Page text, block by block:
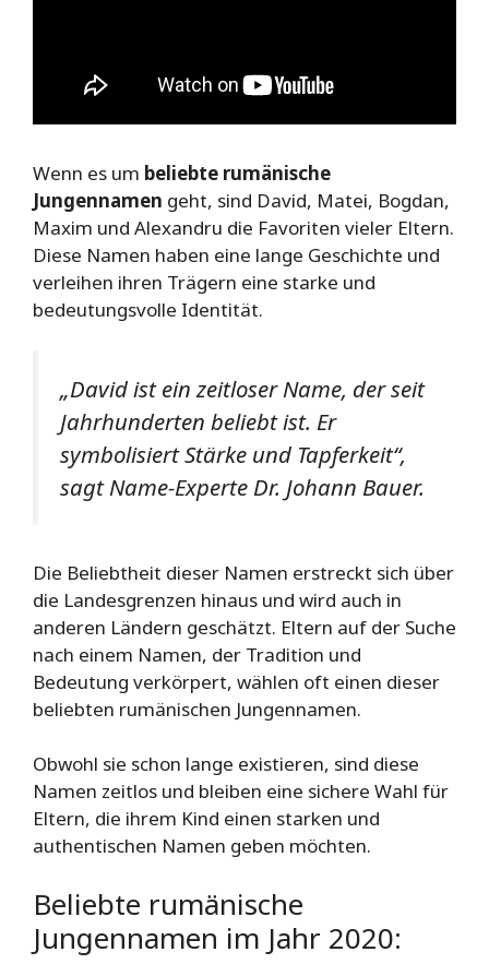
Wenn es um beliebte rumänische
Jungennamen geht, sind David, Matei, Bogdan,
Maxim und Alexandru die Favoriten vieler Eltern.
Diese Namen haben eine lange Geschichte und
verleihen ihren Trägern eine starke und
bedeutungsvolle Identität.
„David ist ein zeitloser Name, der seit
Jahrhunderten beliebt ist. Er
symbolisiert Stärke und Tapferkeit“,
sagt Name-Experte Dr. Johann Bauer.
Die Beliebtheit dieser Namen erstreckt sich über
die Landesgrenzen hinaus und wird auch in
anderen Ländern geschätzt. Eltern auf der Suche
nach einem Namen, der Tradition und
Bedeutung verkörpert, wählen oft einen dieser
beliebten rumänischen Jungennamen.
Obwohl sie schon lange existieren, sind diese
Namen zeitlos und bleiben eine sichere Wahl für
Eltern, die ihrem Kind einen starken und
authentischen Namen geben möchten.
Beliebte rumänische
Jungennamen im Jahr 2020: